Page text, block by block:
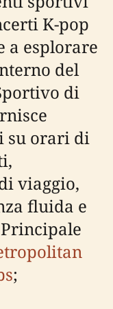
K-pop
a esplorare
del
di
su orari di
viaggio,
fluida e
;